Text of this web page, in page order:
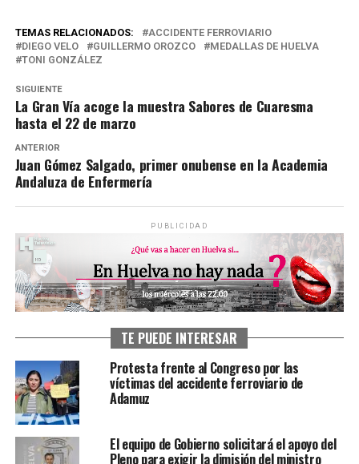
TEMAS RELACIONADOS:
ACCIDENTE FERROVIARIO
DIEGO VELO
GUILLERMO OROZCO
MEDALLAS DE HUELVA
TONI GONZÁLEZ
SIGUIENTE
La Gran Vía acoge la muestra Sabores de Cuaresma
hasta el 22 de marzo
ANTERIOR
Juan Gómez Salgado, primer onubense en la Academia
Andaluza de Enfermería
PUBLICIDAD
TE PUEDE INTERESAR
Protesta frente al Congreso por las
víctimas del accidente ferroviario de
Adamuz
El equipo de Gobierno solicitará el apoyo del
Pleno para exigir la dimisión del ministro